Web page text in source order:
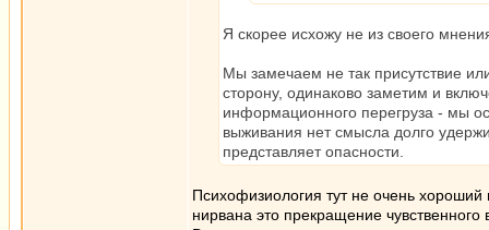
Я скорее исхожу не из своего
Мы замечаем не так присутствие
сторону, одинаково заметим и
информационного перегруза - мы
выживания нет смысла долго
представляет опасности.
Психофизиология тут не очень
нирвана это прекращение чувственного